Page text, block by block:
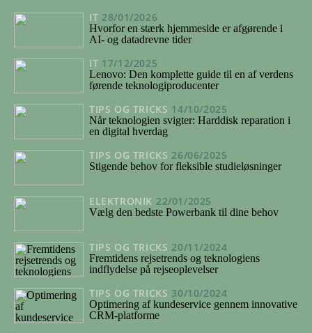
IT 28/01/2026
Hvorfor en stærk hjemmeside er afgørende i
AI- og datadrevne tider
IT 17/12/2025
Lenovo: Den komplette guide til en af verdens
førende teknologiproducenter
TIPS OG TRICKS 14/10/2025
Når teknologien svigter: Harddisk reparation i
en digital hverdag
TIPS OG TRICKS 26/06/2025
Stigende behov for fleksible studieløsninger
ELEKTRONIK 22/01/2025
Vælg den bedste Powerbank til dine behov
TIPS OG TRICKS 20/11/2024
Fremtidens rejsetrends og teknologiens
indflydelse på rejseoplevelser
TIPS OG TRICKS 30/10/2024
Optimering af kundeservice gennem innovative
CRM-platforme